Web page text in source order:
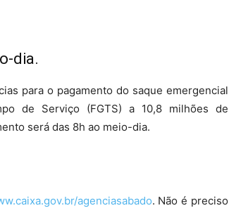
dia.
para o pagamento do saque emergencial
de Serviço (FGTS) a 10,8 milhões de
será das 8h ao meio-dia.
agenciasabado. Não é preciso